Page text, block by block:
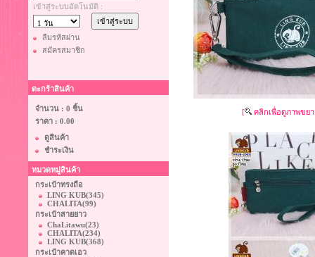
เข้าสู่ระบบอัตโนมัติ :
ลืมรหัสผ่าน
สมัครสมาชิก
ตะกร้าสินค้า
จำนวน : 0 ชิ้น
ราคา : 0.00
ดูสินค้า
ชำระเงิน
หมวดหมู่สินค้า
กระเป๋าทรงถือ
LING KUB(345)
CHALITA(99)
กระเป๋าสายยาว
ChaLitawu(23)
CHALITA(234)
LING KUB(368)
กระเป๋าคาดเอว
[ คลิกเพื่อดูภาพขยา